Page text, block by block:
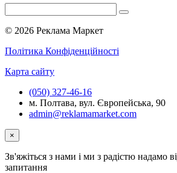
© 2026 Реклама Маркет
Політика Конфіденційності
Карта сайту
(050) 327-46-16
м. Полтава, вул. Європейська, 90
admin@reklamamarket.com
×
Зв'яжіться з нами і ми з радістю надамо
запитання